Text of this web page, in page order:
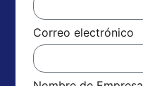
Correo electrónico